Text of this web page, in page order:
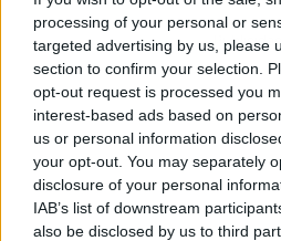
processing of your personal or
targeted advertising by us, please
section to confirm your selection.
opt-out request is processed you
interest-based ads based on
us or personal information
your opt-out. You may separately
disclosure of your personal
IAB’s list of downstream
also be disclosed by us to third
Publicidad